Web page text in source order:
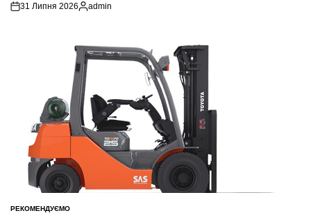
31 Липня 2026
Опубліковано
admin
ОПУБЛІКУВАТИ
РЕКОМЕНДУЄМО